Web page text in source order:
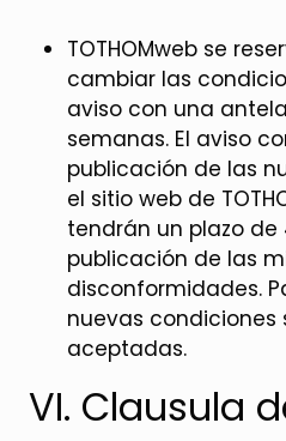
TOTHOMweb se
cambiar las
aviso con una
semanas. El aviso
publicación de las
el sitio web de
tendrán un plazo
publicación de las
disconformidades.
nuevas condiciones
aceptadas.
VI. Clausula